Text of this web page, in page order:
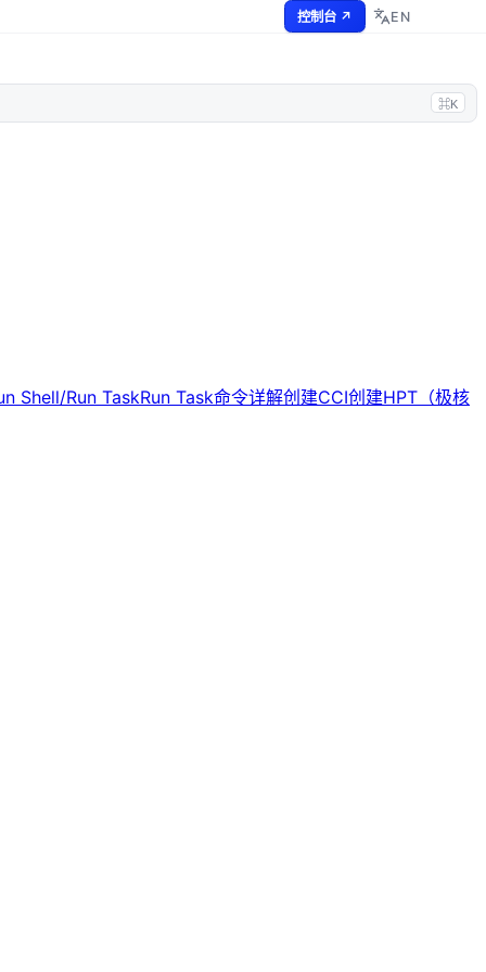
控制台 ↗ EN
⌘K
Shell/Run TaskRun Task命令详解创建CCI创建HPT（极核